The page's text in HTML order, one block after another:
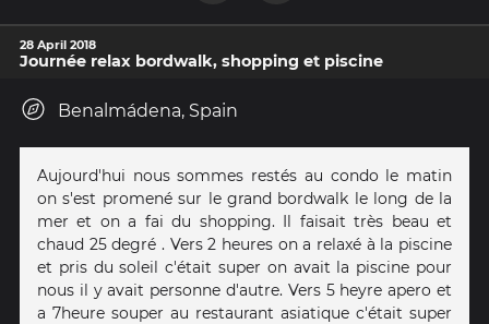
28 April 2018
Journée relax bordwalk, shopping et piscine
Benalmádena, Spain
Aujourd'hui nous sommes restés au condo le matin
on s'est promené sur le grand bordwalk le long de la
mer et on a fai du shopping. Il faisait très beau et
chaud 25 degré . Vers 2 heures on a relaxé à la piscine
et pris du soleil c'était super on avait la piscine pour
nous il y avait personne d'autre. Vers 5 heyre apero et
a 7heure souper au restaurant asiatique c'était super